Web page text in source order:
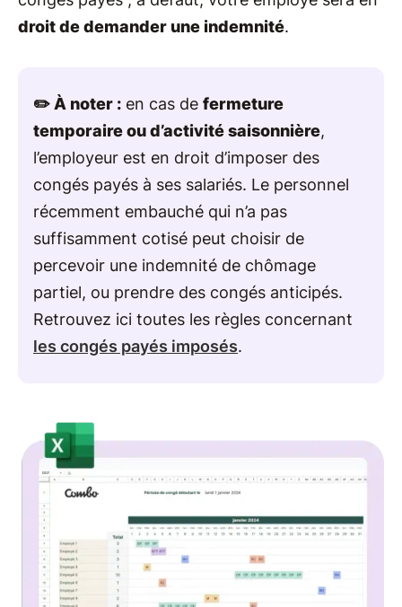
droit de demander une indemnité.
✏️ À noter : en cas de fermeture
temporaire ou d’activité saisonnière,
l’employeur est en droit d’imposer des
congés payés à ses salariés. Le personnel
récemment embauché qui n’a pas
suffisamment cotisé peut choisir de
percevoir une indemnité de chômage
partiel, ou prendre des congés anticipés.
Retrouvez ici toutes les règles concernant
les congés payés imposés.